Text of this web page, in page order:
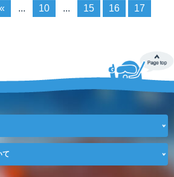
« ... 10 ... 15 16
17
て